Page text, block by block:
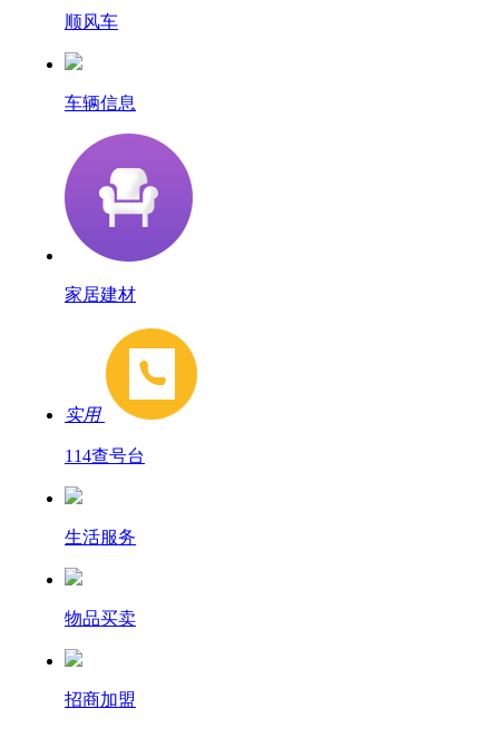
顺风车
车辆信息
家居建材
实用
114查号台
生活服务
物品买卖
招商加盟